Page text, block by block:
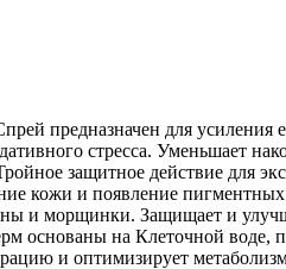
предназначен для усиления
стресса. Уменьшает
защитное действие для
кожи и появление
и морщинки. Защищает и
основаны на Клеточной
и оптимизирует